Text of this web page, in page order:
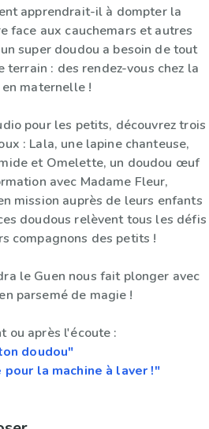
apprendrait-il à dompter la
face aux cauchemars et autres
super doudou a besoin de tout
terrain : des rendez-vous chez la
en maternelle !
pour les petits, découvrez trois
: Lala, une lapine chanteuse,
et Omelette, un doudou œuf
avec Madame Fleur,
mission auprès de leurs enfants
doudous relèvent tous les défis
compagnons des petits !
le Guen nous fait plonger avec
parsemé de magie !
ou après l'écoute :
doudou"
la machine à laver !"